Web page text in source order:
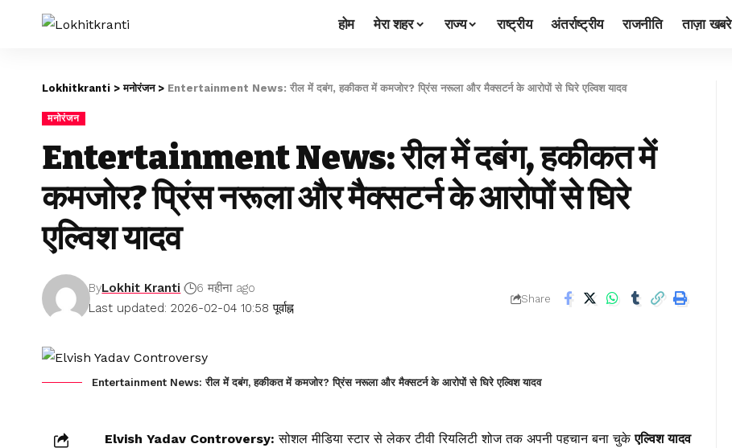
होम मेरा शहर राज्य राष्ट्रीय अंतर्राष्ट्रीय राजनीति ताज़ा खबरे
Lokhitkranti >मनोरंजन> Entertainment News: रील में दबंग, हकीकत में कमजोर? प्रिंस नरूला और मैक्सटर्न के आरोपों से घिरे एल्विश यादव
मनोरंजन
Entertainment News: रील में दबंग, हकीकत में
कमजोर? प्रिंस नरूला और मैक्सटर्न के आरोपों से घिरे
एल्विश यादव
Last updated: 2026-02-04 10:58 पूर्वाह्न
ByLokhit Kranti 6 महीना ago
Share
Entertainment News: रील में दबंग, हकीकत में कमजोर? प्रिंस नरूला और मैक्सटर्न के आरोपों से घिरे एल्विश यादव
Elvish Yadav Controversy: सोशल मीडिया स्टार से लेकर टीवी रियलिटी शोज तक अपनी पहचान बना चुकेएल्विश यादव